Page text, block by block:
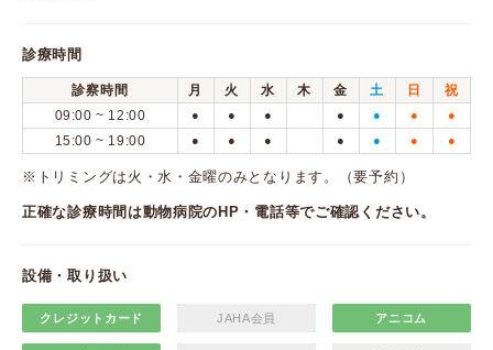
診療時間
診察時間 月 火 水 木 金 土 日
祝
09:00 ~ 12:00
● ● ● ● ● ● ●
15:00 ~ 19:00 ● ● ● ● ● ● ●
※トリミングは火・水・金曜のみとなります。（要予約）
正確な診療時間は動物病院のHP・電話等でご確認ください。
設備・取り扱い
クレジットカード JAHA会員 アニコム